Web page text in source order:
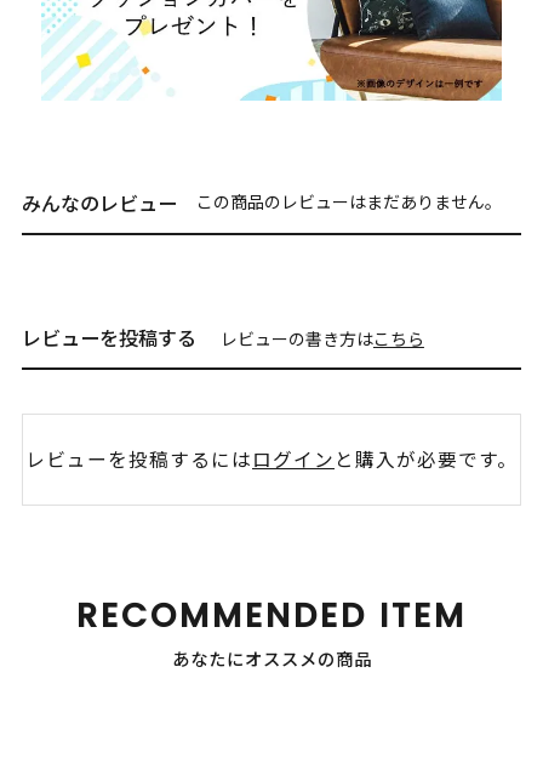
みんなのレビュー この商品のレビューはまだありません。
レビューを投稿する レビューの書き方はこちら
レビューを投稿するにはログイン と購入が必要です。
RECOMMENDED ITEM
あなたにオススメの商品